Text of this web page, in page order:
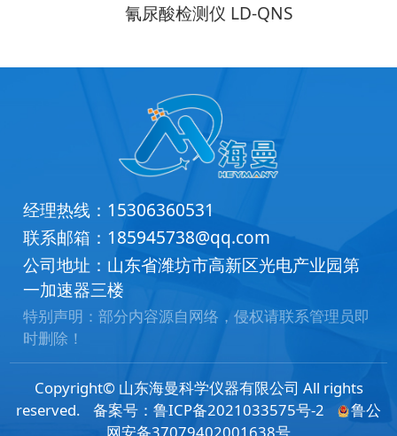
氰尿酸检测仪 LD-QNS
经理热线： 15306360531
联系邮箱： 185945738@qq.com
公司地址：山东省潍坊市高新区光电产业园第
一加速器三楼
特别声明：部分内容源自网络，侵权请联系管理员即
时删除！
Copyright© 山东海曼科学仪器有限公司 All rights
reserved.
备案号：鲁ICP备2021033575号-2
鲁公